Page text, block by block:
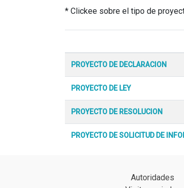
* Clickee sobre el tipo de
PROYECTO DE DECLARACION
PROYECTO DE LEY
PROYECTO DE RESOLUCION
PROYECTO DE SOLICITUD DE
Autoridades